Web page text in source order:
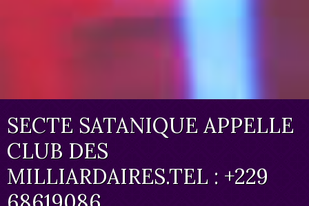
SECTE SATANIQUE APPELLE
CLUB DES
MILLIARDAIRES.TEL : +229